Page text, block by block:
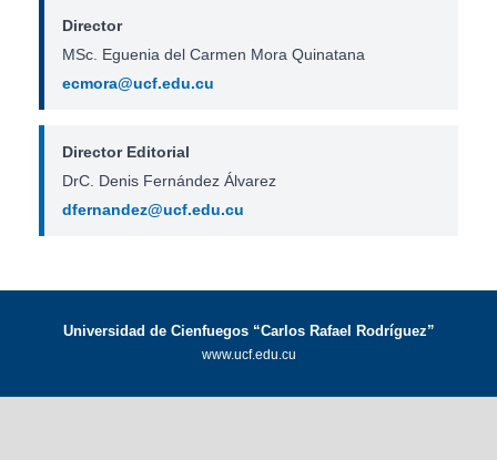
Director
MSc. Eguenia del Carmen Mora Quinatana
ecmora@ucf.edu.cu
Director Editorial
DrC. Denis Fernández Álvarez
dfernandez@ucf.edu.cu
Universidad de Cienfuegos “Carlos Rafael Rodríguez”
www.ucf.edu.cu